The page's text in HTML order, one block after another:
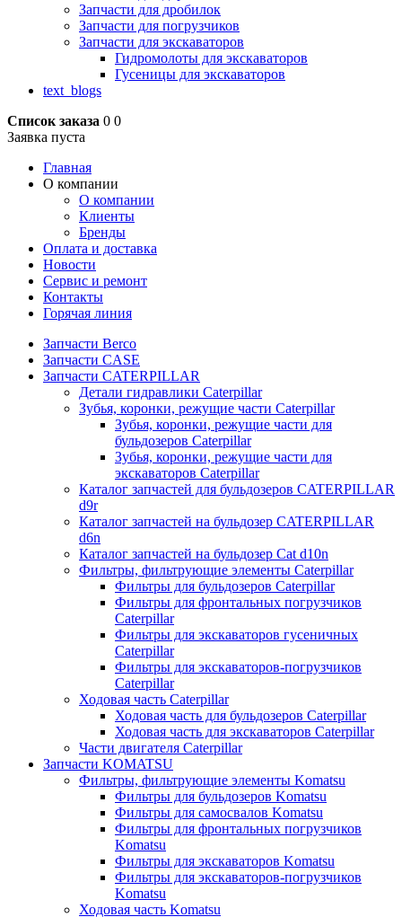
Запчасти для дробилок
Запчасти для погрузчиков
Запчасти для экскаваторов
Гидромолоты для экскаваторов
Гусеницы для экскаваторов
text_blogs
Список заказа 0 0
Заявка пуста
Главная
О компании
О компании
Клиенты
Бренды
Оплата и доставка
Новости
Сервис и ремонт
Контакты
Горячая линия
Запчасти Berco
Запчасти CASE
Запчасти CATERPILLAR
Детали гидравлики Caterpillar
Зубья, коронки, режущие части Caterpillar
Зубья, коронки, режущие части для
бульдозеров Caterpillar
Зубья, коронки, режущие части для
экскаваторов Caterpillar
Каталог запчастей для бульдозеров CATERPILLAR
d9r
Каталог запчастей на бульдозер CATERPILLAR
d6n
Каталог запчастей на бульдозер Сat d10n
Фильтры, фильтрующие элементы Caterpillar
Фильтры для бульдозеров Caterpillar
Фильтры для фронтальных погрузчиков
Caterpillar
Фильтры для экскаваторов гусеничных
Caterpillar
Фильтры для экскаваторов-погрузчиков
Caterpillar
Ходовая часть Caterpillar
Ходовая часть для бульдозеров Caterpillar
Ходовая часть для экскаваторов Caterpillar
Части двигателя Caterpillar
Запчасти KOMATSU
Фильтры, фильтрующие элементы Komatsu
Фильтры для бульдозеров Komatsu
Фильтры для самосвалов Komatsu
Фильтры для фронтальных погрузчиков
Komatsu
Фильтры для экскаваторов Komatsu
Фильтры для экскаваторов-погрузчиков
Komatsu
Ходовая часть Komatsu